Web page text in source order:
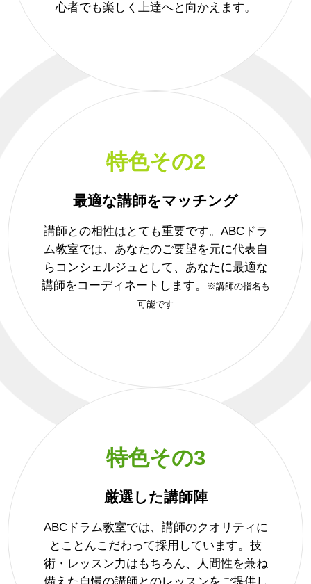
心者でも楽しく上達へと向かえます。
特色その2
最適な講師をマッチング
講師との相性はとても重要です。ABCドラ
ム教室では、あなたのご要望を元に代表自
らコンシェルジュとして、あなたに最適な
講師をコーディネートします。
※講師の指名も
可能です
特色その3
厳選した講師陣
ABCドラム教室では、講師のクオリティに
とことんこだわって採用しています。技
術・レッスン力はもちろん、人間性を兼ね
備えた自慢の講師とのレッスンをご提供し